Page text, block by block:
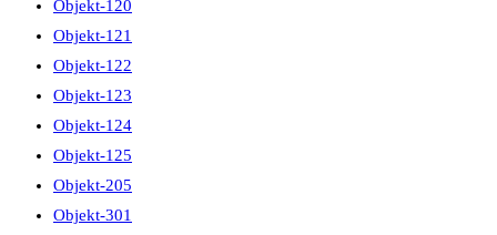
Objekt-120
Objekt-121
Objekt-122
Objekt-123
Objekt-124
Objekt-125
Objekt-205
Objekt-301